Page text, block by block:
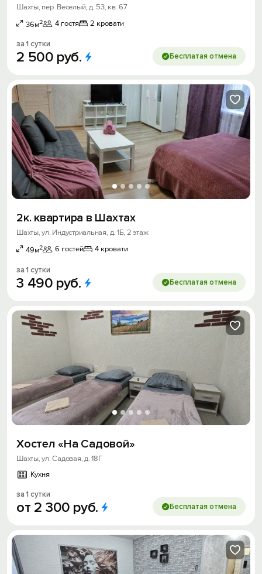
Шахты, пер. Веселый, д. 53, кв. 67
36м2 4 гостя 2 кровати
за 1 сутки
2 500 руб. Бесплатая отмена
2к. квартира в Шахтах
Шахты, ул. Индустриальная, д. 1Б, 2 этаж
49м2 6 гостей 4 кровати
за 1 сутки
3 490 руб. Бесплатая отмена
Хостел «На Садовой»
Шахты, ул. Садовая, д. 18Г
Кухня
за 1 сутки
от 2 300 руб. Бесплатая отмена